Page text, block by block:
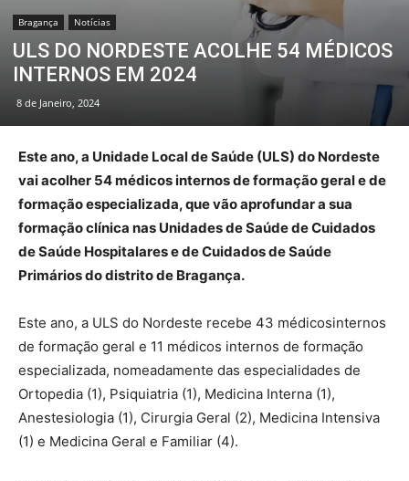
Bragança Notícias
ULS DO NORDESTE ACOLHE 54 MÉDICOS
INTERNOS EM 2024
8 de Janeiro, 2024
Este ano, a Unidade Local de Saúde (ULS) do Nordeste
vai acolher 54 médicos internos de formação geral e de
formação especializada, que vão aprofundar a sua
formação clínica nas Unidades de Saúde de Cuidados
de Saúde Hospitalares e de Cuidados de Saúde
Primários do distrito de Bragança.
Este ano, a ULS do Nordeste recebe 43 médicosinternos
de formação geral e 11 médicos internos de formação
especializada, nomeadamente das especialidades de
Ortopedia (1), Psiquiatria (1), Medicina Interna (1),
Anestesiologia (1), Cirurgia Geral (2), Medicina Intensiva
(1) e Medicina Geral e Familiar (4).